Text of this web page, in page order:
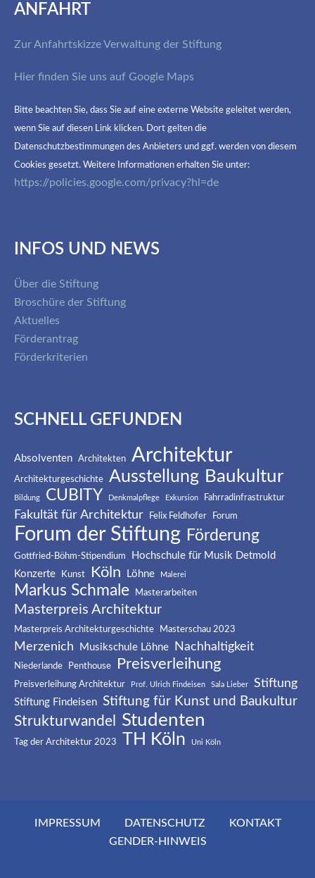
ANFAHRT
Zur Anfahrtskizze Verwaltung der Stiftung
Hier finden Sie uns auf Google Maps
Bitte beachten Sie, dass Sie auf eine externe Website geleitet werden,
wenn Sie auf diesen Link klicken. Dort gelten die
Datenschutzbestimmungen des Anbieters und ggf. werden von diesem
Cookies gesetzt. Weitere Informationen erhalten Sie unter:
https://policies.google.com/privacy?hl=de
INFOS UND NEWS
Über die Stiftung
Broschüre der Stiftung
Aktuelles
Förderantrag
Förderkriterien
SCHNELL GEFUNDEN
Absolventen Architekten Architektur
Architekturgeschichte Ausstellung Baukultur
Bildung CUBITY Denkmalpflege Exkursion Fahrradinfrastruktur
Fakultät für Architektur Felix Feldhofer Forum
Forum der Stiftung Förderung
Gottfried-Böhm-Stipendium
Hochschule für Musik Detmold
Konzerte
Kunst Köln Löhne Malerei
Markus Schmale Masterarbeiten
Masterpreis Architektur
Masterpreis Architekturgeschichte Masterschau 2023
Merzenich Musikschule Löhne Nachhaltigkeit
Niederlande Penthouse Preisverleihung
Preisverleihung Architektur Prof. Ulrich Findeisen Sala Lieber Stiftung
Stiftung Findeisen Stiftung für Kunst und Baukultur
Strukturwandel Studenten
Tag der Architektur 2023 TH Köln Uni Köln
IMPRESSUM DATENSCHUTZ
KONTAKT
GENDER-HINWEIS